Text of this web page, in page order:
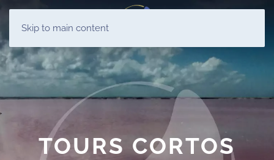
Skip to main content
TOURS CORTOS